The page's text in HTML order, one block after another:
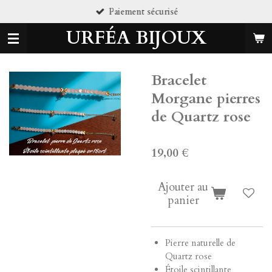
au
contenu
principal
URFÉA BIJOUX
Bracelet
Morgane pierres
de Quartz rose
19,00 €
Ajouter au
panier
Pierre naturelle de
Quartz rose
Étoile scintillante